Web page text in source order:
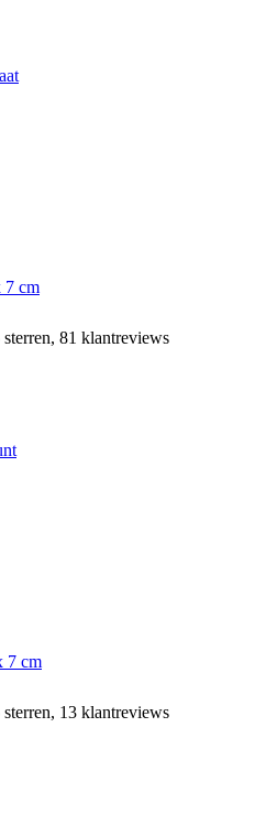
7 cm
81 klantreviews
7 cm
13 klantreviews